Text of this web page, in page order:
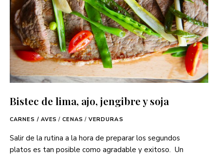
Bistec de lima, ajo, jengibre y soja
CARNES / AVES / CENAS / VERDURAS
Salir de la rutina a la hora de preparar los segundos
platos es tan posible como agradable y exitoso. Un